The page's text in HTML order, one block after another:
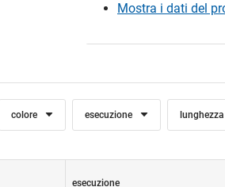
Mostra i dati del
colore esecuzione lunghezza
esecuzione